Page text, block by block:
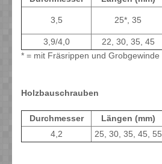
3,5 25*, 35
3,9/4,0
22, 30, 35, 45
* = mit Fräsrippen und Grobgewinde
Holzbauschrauben
Durchmesser Längen (mm)
4,2
25, 30, 35, 45, 55